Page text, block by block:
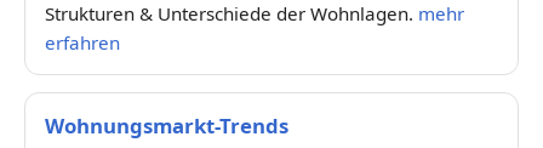
Strukturen & Unterschiede der Wohnlagen. mehr
erfahren
Wohnungsmarkt-Trends